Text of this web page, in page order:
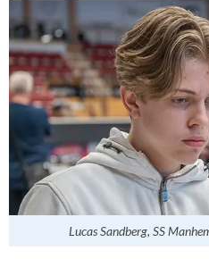
Lucas Sandberg, SS